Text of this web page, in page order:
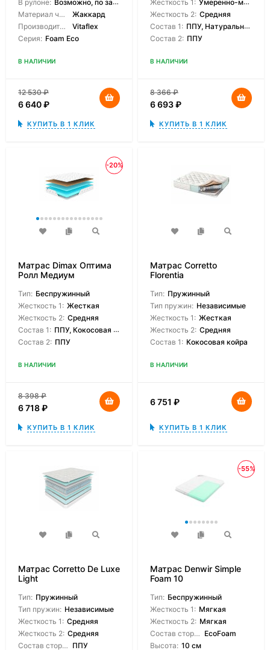
В рулоне: Возможно, по заказу
Материал чехла:
Жаккард
Производитель:
Vitaflex
Серия: Foam Eco
В НАЛИЧИИ
12 530₽
6 640₽
КУПИТЬ В 1 КЛИК
Жесткость 1: Умеренно-мягкая
Жесткость 2: Средняя
Состав 1: ППУ, Натуральный латекс
Состав 2: ППУ
В НАЛИЧИИ
8 366₽
6 693₽
КУПИТЬ В 1 КЛИК
-20%
Матрас Dimax Оптима
Ролл Медиум
Тип: Беспружинный
Жесткость 1: Жесткая
Жесткость 2: Средняя
Состав 1: ППУ, Кокосовая койра
Состав 2: ППУ
В НАЛИЧИИ
8 398₽
6 718₽
КУПИТЬ В 1 КЛИК
Матрас Corretto
Florentia
Тип: Пружинный
Тип пружин: Независимые
Жесткость 1: Жесткая
Жесткость 2: Средняя
Состав 1: Кокосовая койра
В НАЛИЧИИ
6 751 ₽
КУПИТЬ В 1 КЛИК
Матрас Corretto De Luxe
Light
Тип: Пружинный
Тип пружин: Независимые
Жесткость 1: Средняя
Жесткость 2: Средняя
Состав сторон: ППУ
-55%
Матрас Denwir Simple
Foam 10
Тип: Беспружинный
Жесткость 1: Мягкая
Жесткость 2: Мягкая
Состав сторон: EcoFoam
Высота: 10 см